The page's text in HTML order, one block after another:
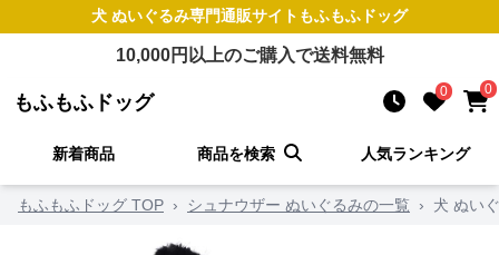
犬 ぬいぐるみ専門通販サイト もふもふドッグ
10,000円以上のご購入で送料無料
もふもふドッグ 0 0
新着商品 商品を検索 人気ランキング
もふもふドッグ TOP › シュナウザー ぬいぐるみの一覧 › 犬 ぬい